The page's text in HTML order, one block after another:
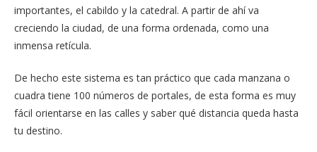
importantes, el cabildo y la catedral. A partir de ahí va
creciendo la ciudad, de una forma ordenada, como una
inmensa retícula.
De hecho este sistema es tan práctico que cada manzana o
cuadra tiene 100 números de portales, de esta forma es muy
fácil orientarse en las calles y saber qué distancia queda hasta
tu destino.